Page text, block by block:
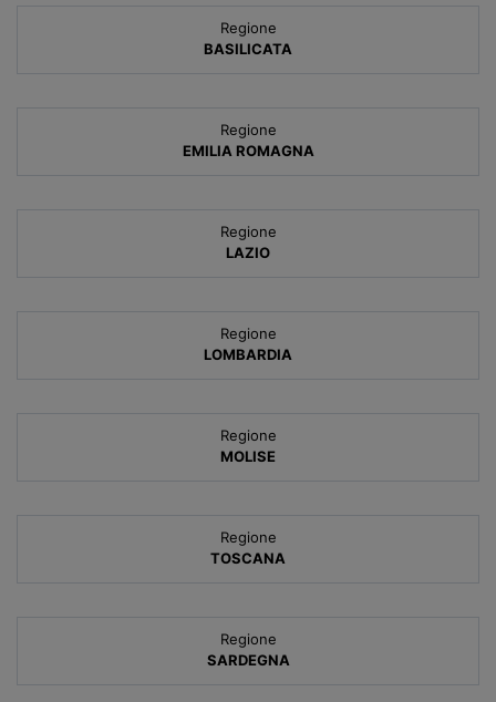
Regione
BASILICATA
Regione
EMILIA ROMAGNA
Regione
LAZIO
Regione
LOMBARDIA
Regione
MOLISE
Regione
TOSCANA
Regione
SARDEGNA